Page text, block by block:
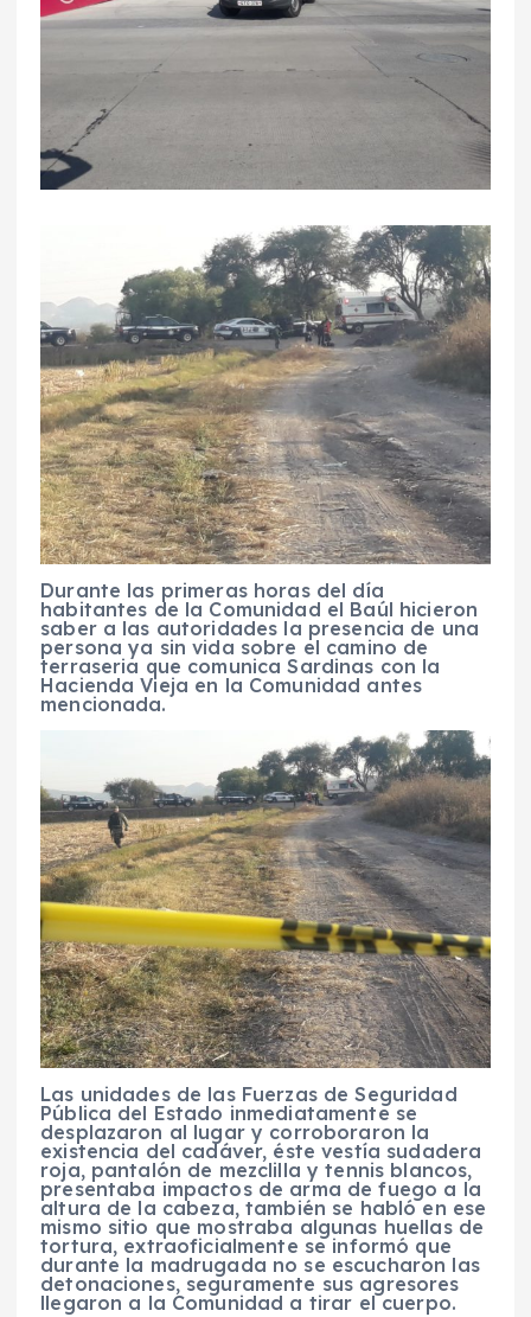
Durante las primeras horas del día
habitantes de la Comunidad el Baúl hicieron
saber a las autoridades la presencia de una
persona ya sin vida sobre el camino de
terraseria que comunica Sardinas con la
Hacienda Vieja en la Comunidad antes
mencionada.
Las unidades de las Fuerzas de Seguridad
Pública del Estado inmediatamente se
desplazaron al lugar y corroboraron la
existencia del cadáver, éste vestía sudadera
roja, pantalón de mezclilla y tennis blancos,
presentaba impactos de arma de fuego a la
altura de la cabeza, también se habló en ese
mismo sitio que mostraba algunas huellas de
tortura, extraoficialmente se informó que
durante la madrugada no se escucharon las
detonaciones, seguramente sus agresores
llegaron a la Comunidad a tirar el cuerpo.